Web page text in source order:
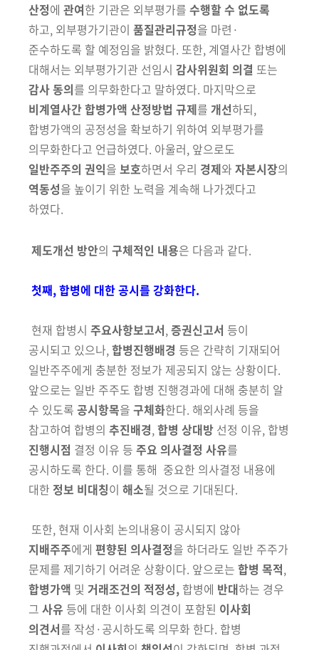
산정에 관여한 기관은 외부평가를 수행할 수 없도록
하고, 외부평가기관이 품질관리규정을 마련·
준수하도록 할 예정임을 밝혔다. 또한, 계열사간 합병에
대해서는 외부평가기관 선임시 감사위원회 의결 또는
감사 동의를 의무화한다고 말하였다. 마지막으로
비계열사간 합병가액 산정방법 규제를 개선하되,
합병가액의 공정성을 확보하기 위하여 외부평가를
의무화한다고 언급하였다. 아울러, 앞으로도
일반주주의 권익을 보호하면서 우리 경제와 자본시장의
역동성을 높이기 위한 노력을 계속해 나가겠다고
하였다.
제도개선 방안의 구체적인 내용은 다음과 같다.
첫째, 합병에 대한 공시를 강화한다.
현재 합병시 주요사항보고서,증권신고서 등이
공시되고 있으나,합병진행배경 등은 간략히 기재되어
일반주주에게 충분한 정보가 제공되지 않는 상황이다.
앞으로는 일반 주주도 합병 진행경과에 대해 충분히 알
수 있도록 공시항목을 구체화한다. 해외사례 등을
참고하여 합병의 추진배경,합병 상대방 선정 이유, 합병
진행시점 결정 이유 등 주요 의사결정 사유를
공시하도록 한다. 이를 통해 중요한 의사결정 내용에
대한 정보 비대칭이 해소될 것으로 기대된다.
또한, 현재 이사회 논의내용이 공시되지 않아
지배주주에게 편향된 의사결정을 하더라도 일반 주주가
문제를 제기하기 어려운 상황이다. 앞으로는 합병 목적,
합병가액 및 거래조건의 적정성, 합병에 반대하는 경우
그 사유 등에 대한 이사회 의견이 포함된 이사회
의견서를 작성·공시하도록 의무화 한다. 합병